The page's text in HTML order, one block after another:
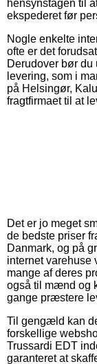
hensynstagen til
ekspederet før
Nogle enkelte
ofte er det
Derudover bør du
levering, som i
på Helsingør,
fragtfirmaet til at
Det er jo meget
de bedste priser
Danmark, og på
internet
mange af deres
også til mænd og
gange præstere
Til gengæld kan
forskellige
Trussardi EDT
garanteret at